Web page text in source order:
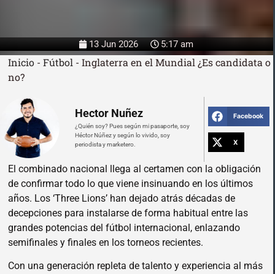
13 Jun 2026 5:17 am
Inicio - Fútbol - Inglaterra en el Mundial ¿Es candidata o
no?
Hector Nuñez
¿Quién soy? Pues según mi pasaporte, soy
Héctor Núñez y según lo vivido, soy
periodista y marketero.
Facebook
X
El combinado nacional llega al certamen con la obligación
de confirmar todo lo que viene insinuando en los últimos
años. Los ‘Three Lions’ han dejado atrás décadas de
decepciones para instalarse de forma habitual entre las
grandes potencias del fútbol internacional, enlazando
semifinales y finales en los torneos recientes.
Con una generación repleta de talento y experiencia al más